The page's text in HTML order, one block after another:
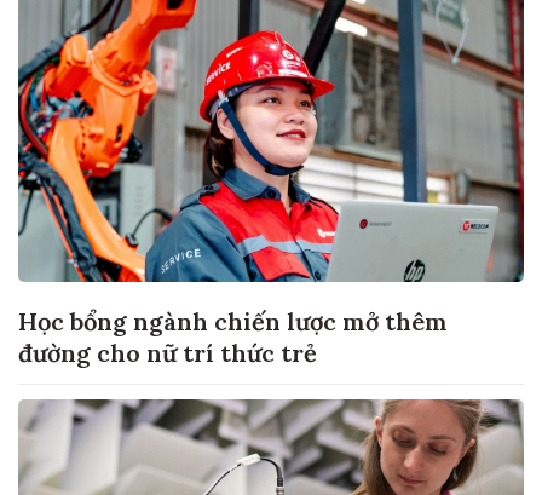
Học bổng ngành chiến lược mở thêm
đường cho nữ trí thức trẻ